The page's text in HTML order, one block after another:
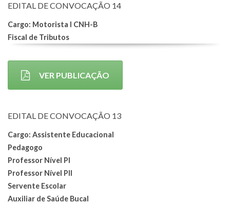
EDITAL DE CONVOCAÇÃO 14
Cargo: Motorista I CNH-B
Fiscal de Tributos
VER PUBLICAÇÃO
EDITAL DE CONVOCAÇÃO 13
Cargo: Assistente Educacional
Pedagogo
Professor Nível PI
Professor Nível PII
Servente Escolar
Auxiliar de Saúde Bucal